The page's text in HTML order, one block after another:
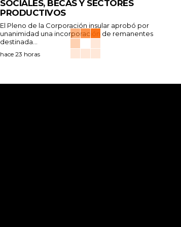
SOCIALES, BECAS Y SECTORES
PRODUCTIVOS
El Pleno de la Corporación insular aprobó por
unanimidad una incorporación de remanentes
destinada...
hace 23 horas